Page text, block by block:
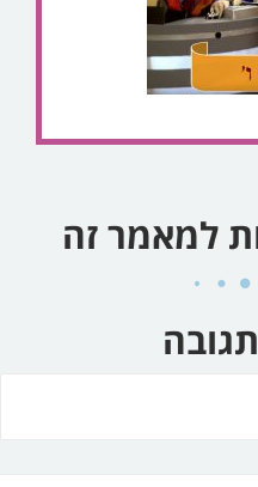
למאמר זה